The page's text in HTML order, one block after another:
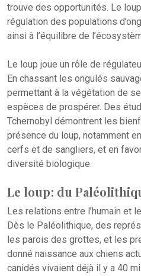
trouve des opportunités. Le
régulation des populations
ainsi à l’équilibre de
Le loup joue un rôle de
En chassant les ongulés
permettant à la végétation de
espèces de prospérer. Des
Tchernobyl démontrent les
présence du loup, notamment
cerfs et de sangliers, et en
diversité biologique.
Le loup : du
Les relations entre l’humain et
Dès le Paléolithique, des
les parois des grottes, et les
donné naissance aux chiens
canidés vivaient déjà il y a 40